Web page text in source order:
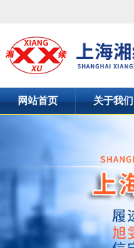
网站首页 关于我们